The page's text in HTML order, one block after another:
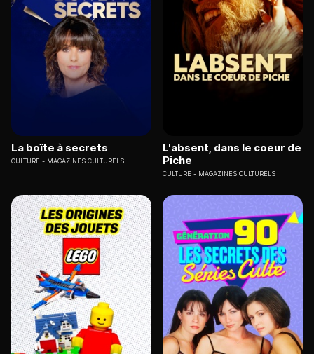
La boîte à secrets
CULTURE MAGAZINES CULTURELS
L'absent, dans le coeur de
Piche
CULTURE MAGAZINES CULTURELS